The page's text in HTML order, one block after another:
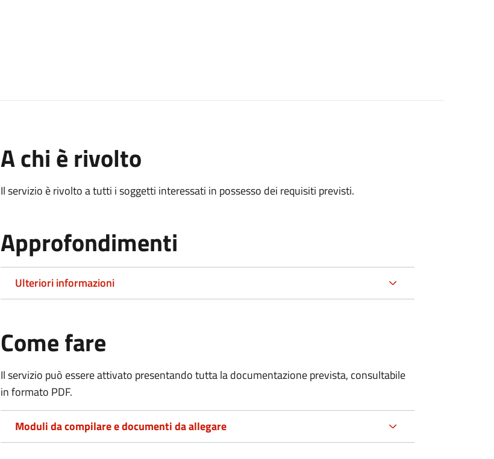
A chi è rivolto
Il servizio è rivolto a tutti i soggetti interessati in possesso dei requisiti previsti.
Approfondimenti
Ulteriori informazioni
Come fare
Il servizio può essere attivato presentando tutta la documentazione prevista, consultabile
in formato PDF.
Moduli da compilare e documenti da allegare